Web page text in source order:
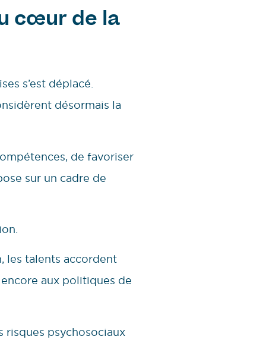
cœur de la
s’est déplacé.
désormais la
de favoriser
sur un cadre de
les talents accordent
aux politiques de
risques psychosociaux